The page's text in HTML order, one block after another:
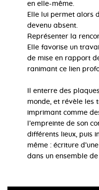
en elle-même.
Elle lui permet alors
devenu absent.
Représenter la
Elle favorise un
de mise en rapport
ranimant ce lien
Il enterre des
monde, et révèle les
imprimant comme
l’empreinte de son
différents lieux, puis
même : écriture
dans un ensemble